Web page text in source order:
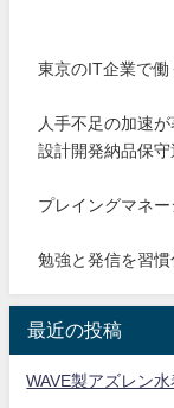
東京のIT企業で働
人手不足の加速
設計開発納品保守
プレイングマネ
勉強と発信を習慣
最近の投稿
WAVE製アズレン